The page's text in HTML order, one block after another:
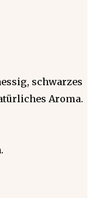
schwarzes
Aroma.